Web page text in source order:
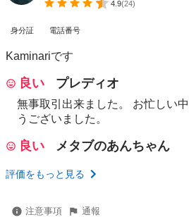
4.9(24)
身分証 電話番号
Kaminariです
良い プレディオ
無事取引出来ました。 お忙しい
うございました。
良い メタブのあんちゃん
評価をもっと見る
注意事項 通報